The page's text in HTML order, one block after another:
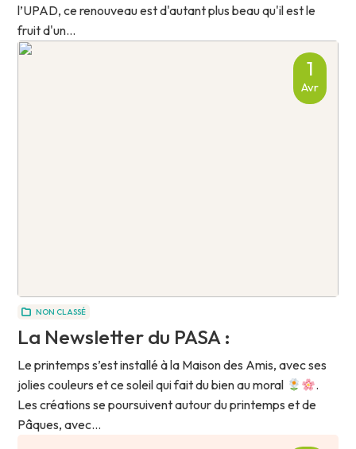
l’UPAD, ce renouveau est d'autant plus beau qu'il est le
fruit d'un...
1
Avr
NON CLASSÉ
La Newsletter du PASA :
Le printemps s’est installé à la Maison des Amis, avec ses
jolies couleurs et ce soleil qui fait du bien au moral
.
Les créations se poursuivent autour du printemps et de
Pâques, avec...